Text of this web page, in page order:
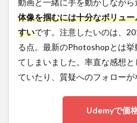
3.3
UI
& Web
Design
using
Adobe
Illustrator
体像を掴むには十分なボリュ
すいです。注意したいのは、
る点。最新のPhotoshopとは
てしまいました。率直な感想
ていたり、質疑へのフォローが
Udemyで価